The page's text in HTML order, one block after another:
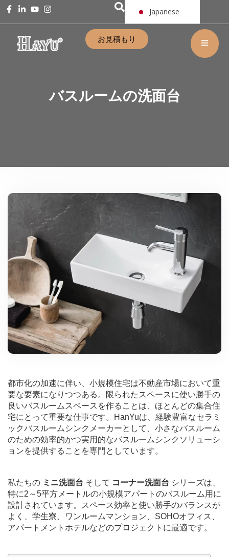
Japanese
お見積もり
バスルームの洗面台
都市化の加速に伴い、小規模住宅は不動産市場において重
要な要素になりつつある。限られたスペースに使い勝手の
良いバスルームスペースを作ることは、ほとんどの集合住
宅にとって重要な仕事です。HanYuは、経験豊富なセラミ
ックバスルームシンクメーカーとして、小さなバスルーム
のための効率的かつ実用的なバスルームシンクソリューシ
ョンを提供することを専門としています。
私たちの ミニ洗面台 そして コーナー洗面台 シリーズは、
特に2～5平方メートルの小規模アパートのバスルーム用に
設計されています。スペース効率と使い勝手のバランスが
よく、学生寮、ワンルームマンション、SOHOオフィス、
アパートメントホテルなどのプロジェクトに最適です。